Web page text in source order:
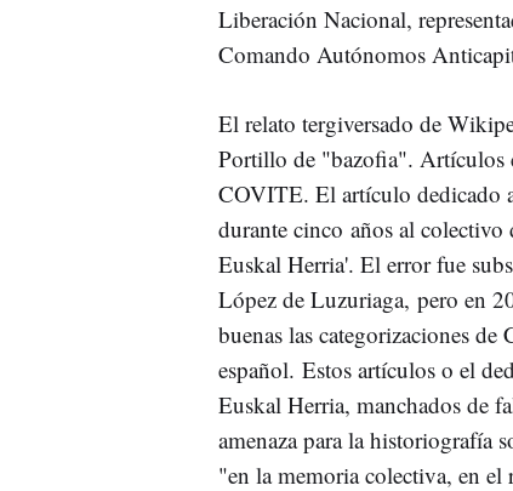
Liberación Nacional,
Comando Autónomos
El relato tergiversado de
Portillo de "bazofia". Artículos
COVITE. El artículo dedicado
durante cinco años al colectivo
Euskal Herria'. El error fue
López de Luzuriaga, pero en
buenas las categorizaciones
español. Estos artículos o el
Euskal Herria, manchados de
amenaza para la historiografía
"en la memoria colectiva, en el